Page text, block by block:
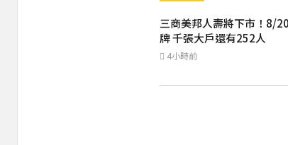
三商美邦人壽將下市！8/
牌 千張大戶還有252人
4小時前